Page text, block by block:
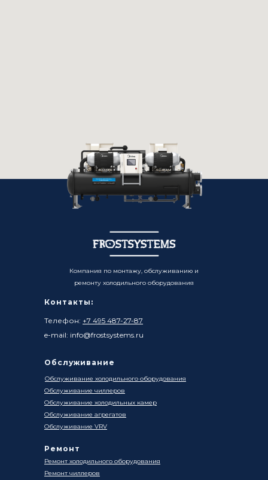
Контакты:
Телефон: +7 495 487-27-87
e-mail: info@frostsystems.ru
Ремонт
Компания по монтажу, обслуживанию и
ремонту холодильного оборудования
Ремонт холодильного оборудования
Ремонт чиллеров
Обслуживание
Обслуживание холодильного оборудования
Обслуживание чиллеров
Обслуживание холодильных камер
Обслуживание агрегатов
Обслуживание VRV